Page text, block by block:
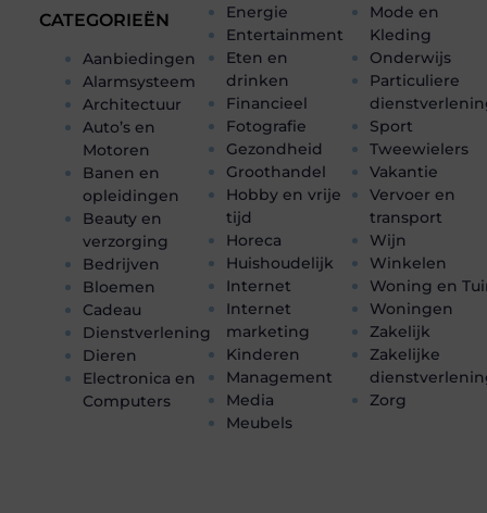
CATEGORIEËN
Aanbiedingen
Alarmsysteem
Architectuur
Auto’s en
Motoren
Banen en
opleidingen
Beauty en
verzorging
Bedrijven
Bloemen
Cadeau
Dienstverlening
Dieren
Electronica en
Computers
Energie
Entertainment
Eten en
drinken
Financieel
Fotografie
Gezondheid
Groothandel
Hobby en vrije
tijd
Horeca
Huishoudelijk
Internet
Internet
marketing
Kinderen
Management
Media
Meubels
Mode en
Kleding
Onderwijs
Particuliere
Sport
Tweewielers
Vakantie
Vervoer en
transport
Wijn
Winkelen
Woning en
Woningen
Zakelijk
Zakelijke
Zorg